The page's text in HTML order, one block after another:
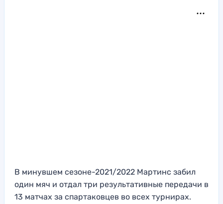
В минувшем сезоне-2021/2022 Мартинс забил
один мяч и отдал три результативные передачи в
13 матчах за спартаковцев во всех турнирах.